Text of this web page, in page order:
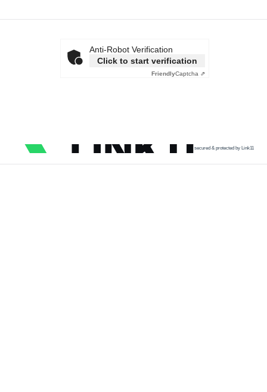
Anti-Robot Verification
Click to start verification
FriendlyCaptcha ⇗
secured & protected by Link11